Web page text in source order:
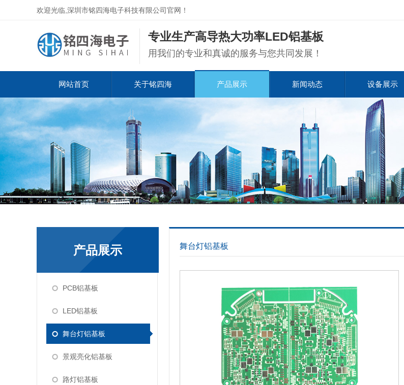
欢迎光临,深圳市铭四海电子科技有限公司官网！
专业生产高导热大功率LED铝基板
用我们的专业和真诚的服务与您共同发展！
网站首页 关于铭四海 产品展示 新闻动态 设备展示
产品展示
PCB铝基板
LED铝基板
舞台灯铝基板
景观亮化铝基板
路灯铝基板
舞台灯铝基板